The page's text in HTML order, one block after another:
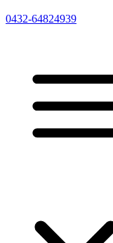
0432-64824939